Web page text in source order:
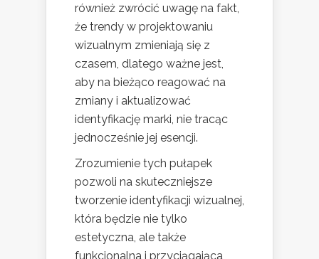
również zwrócić uwagę na fakt,
że trendy w projektowaniu
wizualnym zmieniają się z
czasem, dlatego ważne jest,
aby na bieżąco reagować na
zmiany i aktualizować
identyfikację marki, nie tracąc
jednocześnie jej esencji.
Zrozumienie tych pułapek
pozwoli na skuteczniejsze
tworzenie identyfikacji wizualnej,
która będzie nie tylko
estetyczna, ale także
funkcjonalna i przyciągająca